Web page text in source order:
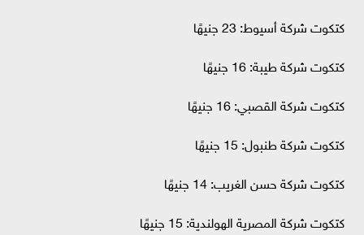
كتكوت شركة أسيوط: 23 جنيهًا
كتكوت شركة طيبة: 16 جنيهًا
كتكوت شركة القصبي: 16 جنيهًا
كتكوت شركة طنبول: 15 جنيهًا
كتكوت شركة حسن الغريب: 14 جنيهًا
كتكوت شركة المصرية الهولندية: 15 جنيهًا